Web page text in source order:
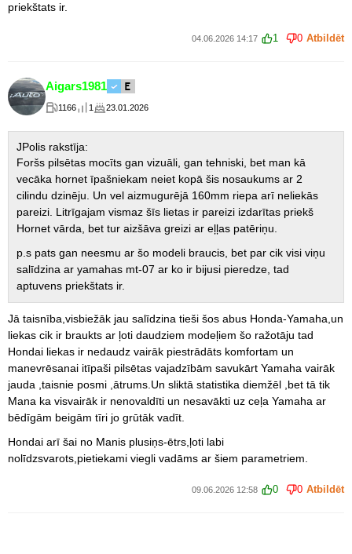
priekštats ir.
04.06.2026 14:17 1 0 Atbildēt
Aigars1981
1166 1 23.01.2026
JPolis rakstīja:
Foršs pilsētas mocīts gan vizuāli, gan tehniski, bet man kā
vecāka hornet īpašniekam neiet kopā šis nosaukums ar 2
cilindu dzinēju. Un vel aizmugurējā 160mm riepa arī neliekās
pareizi. Litrīgajam vismaz šīs lietas ir pareizi izdarītas priekš
Hornet vārda, bet tur aizšāva greizi ar eļļas patēriņu.
p.s pats gan neesmu ar šo modeli braucis, bet par cik visi viņu
salīdzina ar yamahas mt-07 ar ko ir bijusi pieredze, tad
aptuvens priekštats ir.
Jā taisnība,visbiežāk jau salīdzina tieši šos abus Honda-Yamaha,un
liekas cik ir braukts ar ļoti daudziem modeļiem šo ražotāju tad
Hondai liekas ir nedaudz vairāk piestrādāts komfortam un
manevrēsanai itīpaši pilsētas vajadzībām savukārt Yamaha vairāk
jauda ,taisnie posmi ,ātrums.Un sliktā statistika diemžēl ,bet tā tik
Mana ka visvairāk ir nenovaldīti un nesavākti uz ceļa Yamaha ar
bēdīgām beigām tīri jo grūtāk vadīt.
Hondai arī šai no Manis plusiņs-ētrs,ļoti labi
nolīdzsvarots,pietiekami viegli vadāms ar šiem parametriem.
09.06.2026 12:58 0 0 Atbildēt